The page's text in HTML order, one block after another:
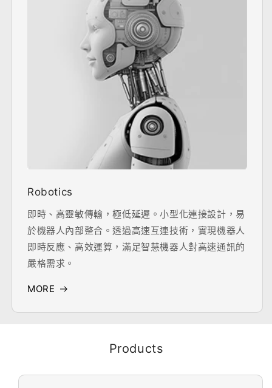
Robotics
即時、高靈敏傳輸，極低延遲。小型化連接設計，易
於機器人內部整合。透過高速互連技術，實現機器人
即時反應、高效運算，滿足智慧機器人對高速通訊的
嚴格需求。
MORE
Products